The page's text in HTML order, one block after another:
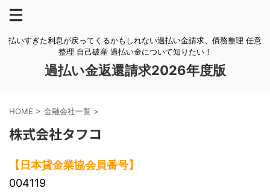
払いすぎた利息が戻ってくるかもしれない過払い金請求、債務整理 任意
整理 自己破産 過払い金について知りたい！
過払い金返還請求2026年度版
HOME > 金融会社一覧 >
株式会社タフコ
【日本貸金業協会員番号】
004119